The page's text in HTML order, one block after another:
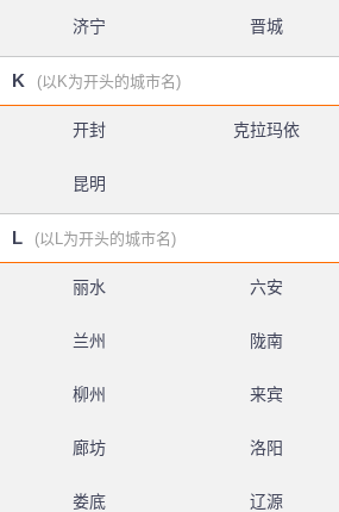
济宁 晋城
K (以K为开头的城市名)
开封 克拉玛依
昆明
L (以L为开头的城市名)
丽水 六安
兰州 陇南
柳州 来宾
廊坊 洛阳
娄底 辽源